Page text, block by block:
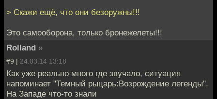
> Скажи ещё, что они безоружны!!!
Это самооборона, только бронежелеты!!!
Rolland »
#9 | 24.03.14 13:18
Как уже реально много где звучало, ситуация
напоминает "Темный рыцарь:Возрождение легенды".
На Западе что-то знали